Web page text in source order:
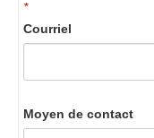
*
Courriel
Moyen de contact